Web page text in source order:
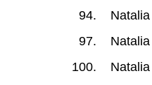
Natalia
Natalia
Natalia